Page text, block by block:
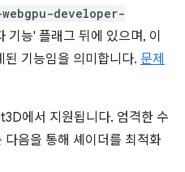
developer-
기능' 플래그 뒤에 있으며, 이
기능임을 의미합니다. 문제
에서 지원됩니다. 엄격한 수
음을 통해 셰이더를 최적화